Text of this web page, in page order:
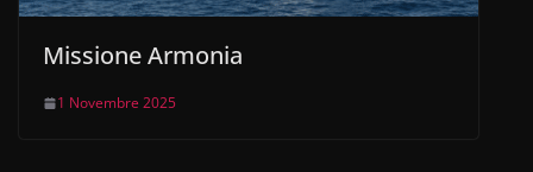
Missione Armonia
1 Novembre 2025